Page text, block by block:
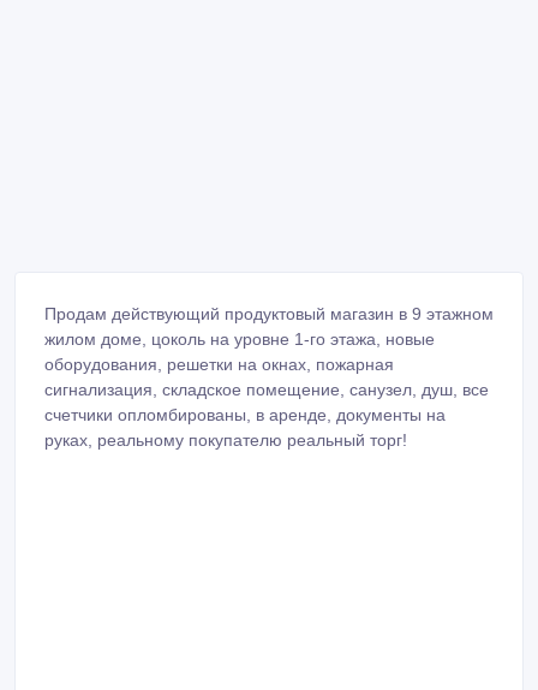
Продам действующий продуктовый магазин в 9 этажном
жилом доме, цоколь на уровне 1-го этажа, новые
оборудования, решетки на окнах, пожарная
сигнализация, складское помещение, санузел, душ, все
счетчики опломбированы, в аренде, документы на
руках, реальному покупателю реальный торг!